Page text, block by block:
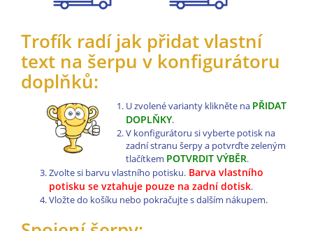
Trofík radí jak přidat vlastní
text na šerpu v konfigurátoru
doplňků:
U zvolené varianty klikněte na PŘIDAT
DOPLŇKY.
V konfigurátoru si vyberte potisk na
zadní stranu šerpy a potvrďte zeleným
tlačítkem POTVRDIT VÝBĚR.
Zvolte si barvu vlastního potisku. Barva vlastního
potisku se vztahuje pouze na zadní dotisk.
Vložte do košíku nebo pokračujte s dalším nákupem.